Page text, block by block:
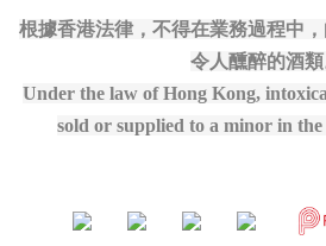
根據香港法律，不得在業務過程中
令人醺醉的酒類
Under the law of Hong Kong,
sold or supplied to a minor in the